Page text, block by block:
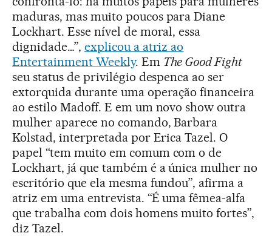
maduras, mas muito poucos para Diane
Lockhart. Esse nível de moral, essa
dignidade…”, explicou a atriz ao
Entertainment Weekly. Em The Good Fight
seu status de privilégio despenca ao ser
extorquida durante uma operação financeira
ao estilo Madoff. E em um novo show outra
mulher aparece no comando, Barbara
Kolstad, interpretada por Erica Tazel. O
papel “tem muito em comum com o de
Lockhart, já que também é a única mulher no
escritório que ela mesma fundou”, afirma a
atriz em uma entrevista. “É uma fêmea-alfa
que trabalha com dois homens muito fortes”,
diz Tazel.